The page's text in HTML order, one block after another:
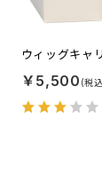
ウィッグキャ
￥5,500